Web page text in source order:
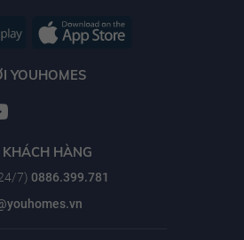
YOUHOMES
HÀNG
7) 0886.399.781